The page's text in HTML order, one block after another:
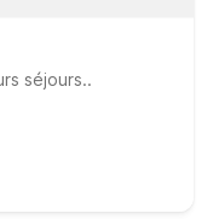
séjours..